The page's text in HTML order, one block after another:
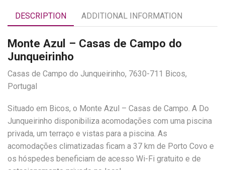
DESCRIPTION ADDITIONAL INFORMATION
Monte Azul – Casas de Campo do
Junqueirinho
Casas de Campo do Junqueirinho, 7630-711 Bicos,
Portugal
Situado em Bicos, o Monte Azul – Casas de Campo. A Do
Junqueirinho disponibiliza acomodações com uma piscina
privada, um terraço e vistas para a piscina. As
acomodações climatizadas ficam a 37 km de Porto Covo e
os hóspedes beneficiam de acesso Wi-Fi gratuito e de